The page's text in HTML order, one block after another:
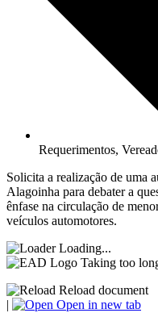
Requerimentos,
Solicita a realização de uma
Alagoinha para debater a
ênfase na circulação de
veículos automotores.
Loading...
Taking too
Reload document
|
Open in new tab